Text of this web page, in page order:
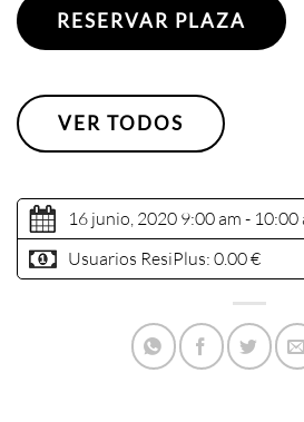
RESERVAR PLAZA
VER TODOS
16 junio, 2020 9:00 am - 10:00
Usuarios ResiPlus: 0.00 €